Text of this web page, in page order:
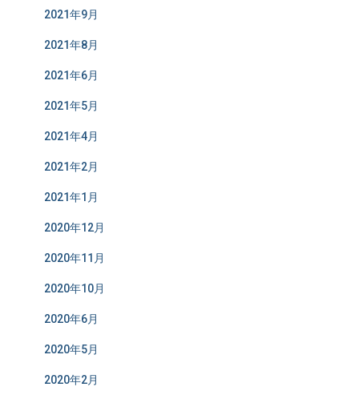
2021年9月
2021年8月
2021年6月
2021年5月
2021年4月
2021年2月
2021年1月
2020年12月
2020年11月
2020年10月
2020年6月
2020年5月
2020年2月